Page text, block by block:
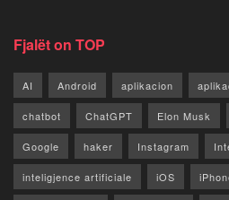
Fjalët on TOP
AI Android aplikacion
chatbot ChatGPT Elon Musk
Google haker Instagram
inteligjence artificiale iOS